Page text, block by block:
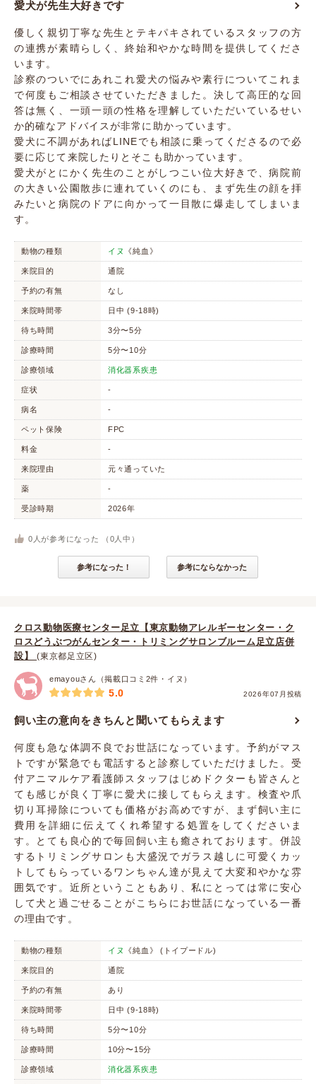
愛犬が先生大好きです
優しく親切丁寧な先生とテキパキされているスタッフの方
の連携が素晴らしく、終始和やかな時間を提供してくださ
います。
診察のついでにあれこれ愛犬の悩みや素行についてこれま
で何度もご相談させていただきました。決して高圧的な回
答は無く、一頭一頭の性格を理解していただいているせい
か的確なアドバイスが非常に助かっています。
愛犬に不調があればLINEでも相談に乗ってくださるので必
要に応じて来院したりとそこも助かっています。
愛犬がとにかく先生のことがしつこい位大好きで、病院前
の大きい公園散歩に連れていくのにも、まず先生の顔を拝
みたいと病院のドアに向かって一目散に爆走してしまいま
す。
動物の種類 イヌ 《純血》
来院目的 通院
予約の有無 なし
来院時間帯 日中 (9-18時)
待ち時間 3分〜5分
診療時間 5分〜10分
診療領域 消化器系疾患
症状 -
病名 -
ペット保険 FPC
料金 -
来院理由 元々通っていた
薬 -
受診時期 2026年
0 人が参考になった （ 0 人中）
参考になった！ 参考にならなかった
クロス動物医療センター足立【東京動物アレルギーセンター・ク
ロスどうぶつがんセンター・トリミングサロンブルーム足立店併
設】(東京都足立区)
emayouさん（掲載口コミ2件・イヌ）
2026年07月投稿
5.0
飼い主の意向をきちんと聞いてもらえます
何度も急な体調不良でお世話になっています。予約がマス
トですが緊急でも電話すると診察していただけました。受
付アニマルケア看護師スタッフはじめドクターも皆さんと
ても感じが良く丁寧に愛犬に接してもらえます。検査や爪
切り耳掃除についても価格がお高めですが、まず飼い主に
費用を詳細に伝えてくれ希望する処置をしてくださいま
す。とても良心的で毎回飼い主も癒されております。併設
するトリミングサロンも大盛況でガラス越しに可愛くカッ
トしてもらっているワンちゃん達が見えて大変和やかな雰
囲気です。近所ということもあり、私にとっては常に安心
して犬と過ごせることがこちらにお世話になっている一番
の理由です。
動物の種類 イヌ 《純血》 (トイプードル)
来院目的 通院
予約の有無 あり
来院時間帯 日中 (9-18時)
待ち時間 5分〜10分
診療時間 10分〜15分
診療領域 消化器系疾患